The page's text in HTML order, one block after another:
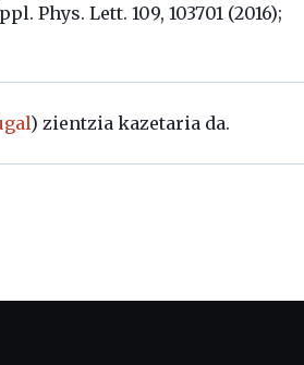
Phys. Lett. 109, 103701 (2016);
) zientzia kazetaria da.